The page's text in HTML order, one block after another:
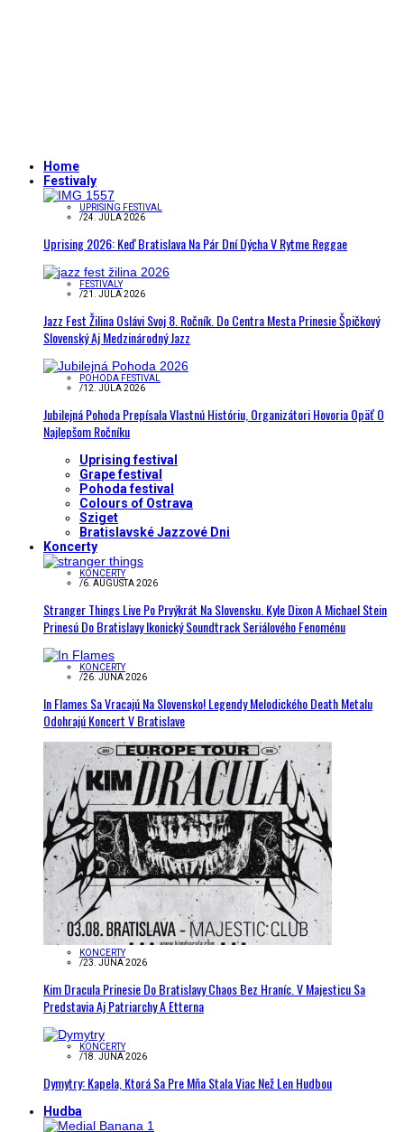
Home
Festivaly
UPRISING FESTIVAL
/24. JÚLA 2026
Uprising 2026: Keď Bratislava Na Pár Dní Dýcha V Rytme Reggae
FESTIVALY
/21. JÚLA 2026
Jazz Fest Žilina Oslávi Svoj 8. Ročník. Do Centra Mesta Prinesie Špičkový
Slovenský Aj Medzinárodný Jazz
POHODA FESTIVAL
/12. JÚLA 2026
Jubilejná Pohoda Prepísala Vlastnú Históriu, Organizátori Hovoria Opäť O
Najlepšom Ročníku
Uprising festival
Grape festival
Pohoda festival
Colours of Ostrava
Sziget
Bratislavské Jazzové Dni
Koncerty
KONCERTY
/6. AUGUSTA 2026
Stranger Things Live Po Prvýkrát Na Slovensku. Kyle Dixon A Michael Stein
Prinesú Do Bratislavy Ikonický Soundtrack Seriálového Fenoménu
KONCERTY
/26. JÚNA 2026
In Flames Sa Vracajú Na Slovensko! Legendy Melodického Death Metalu
Odohrajú Koncert V Bratislave
KONCERTY
/23. JÚNA 2026
Kim Dracula Prinesie Do Bratislavy Chaos Bez Hraníc. V Majesticu Sa
Predstavia Aj Patriarchy A Etterna
KONCERTY
/18. JÚNA 2026
Dymytry: Kapela, Ktorá Sa Pre Mňa Stala Viac Než Len Hudbou
Hudba